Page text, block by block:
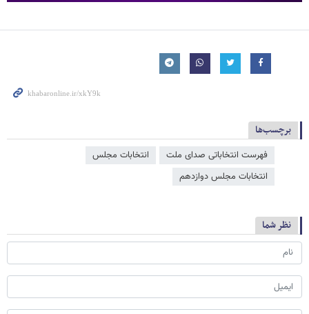
برچسب‌ها
فهرست انتخاباتی صدای ملت
انتخابات مجلس
انتخابات مجلس دوازدهم
نظر شما